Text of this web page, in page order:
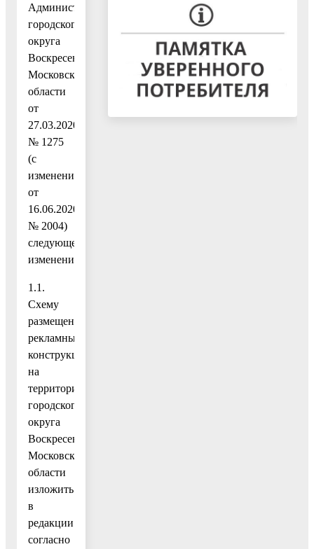
Администрации
городского
округа
Воскресенск
Московской
области
от
27.03.2020
№ 1275
(с
изменениями
от
16.06.2020
№ 2004)
следующее
изменение:
1.1.
Схему
размещения
рекламных
конструкций
на
территории
городского
округа
Воскресенск
Московской
области
изложить
в
редакции
согласно